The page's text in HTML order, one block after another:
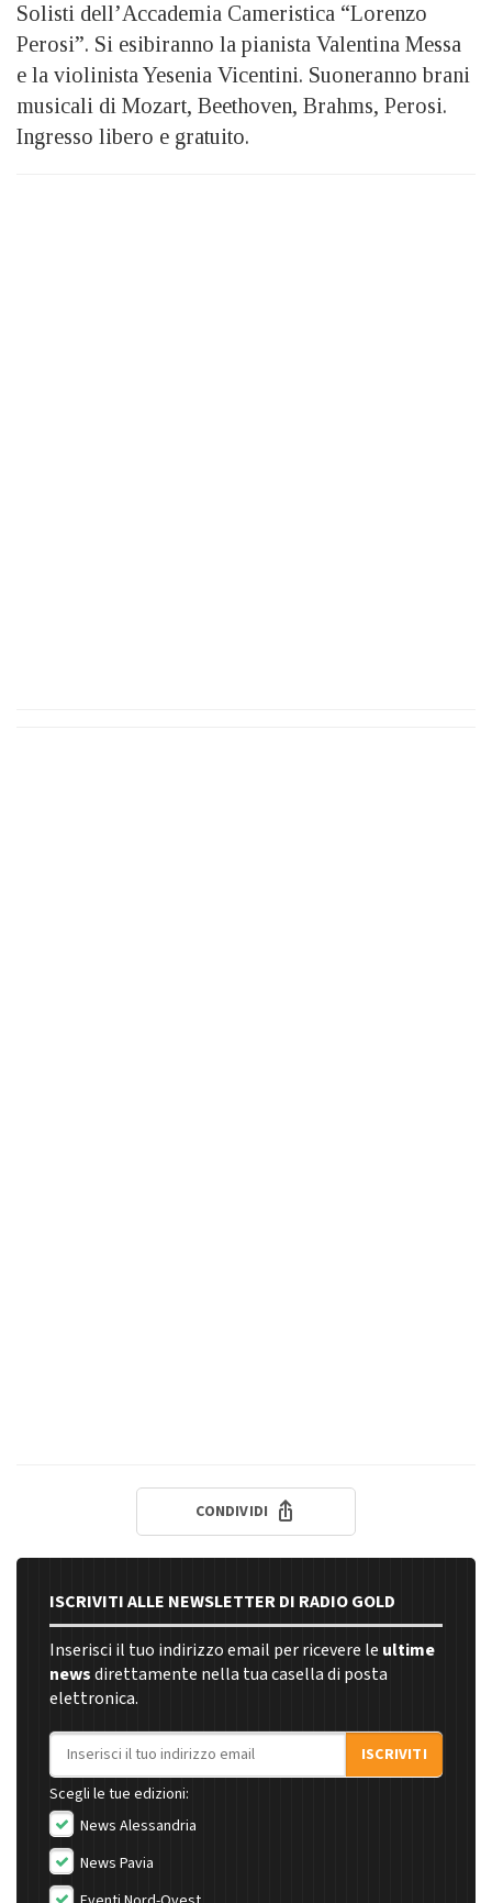
Solisti dell’Accademia Cameristica “Lorenzo
Perosi”. Si esibiranno la pianista Valentina Messa
e la violinista Yesenia Vicentini. Suoneranno brani
musicali di Mozart, Beethoven, Brahms, Perosi.
Ingresso libero e gratuito.
CONDIVIDI
ISCRIVITI ALLE NEWSLETTER DI RADIO GOLD
Inserisci il tuo indirizzo email per ricevere le ultime
newsdirettamente nella tua casella di posta
elettronica.
Indirizzo email
ISCRIVITI
Scegli le tue edizioni:
News Alessandria
News Pavia